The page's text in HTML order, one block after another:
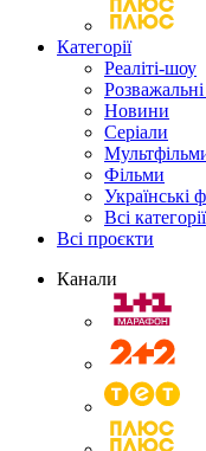
Категорії
Реаліті-шоу
Новини
Серіали
Фільми
Українські
Всі категорії
Всі проєкти
Канали